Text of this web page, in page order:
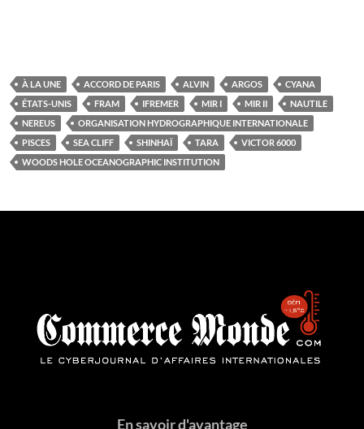
À LA UNE ACCORD DE PARIS ALVIN ARGOS
CYANA
ÉTATS-UNIS
FRAM IFREMER MIR I MIR II
NAUTILE
NEREUS
ORGANISATION HYDROGRAPHIQUE INTERNATIONALE
PISCES
SEA CLIFF SHINHAÏ TARA
VICTOR 6000
WOODS HOLE OCEANOGRAPHIC INSTITUTION
En savoir d'avantage